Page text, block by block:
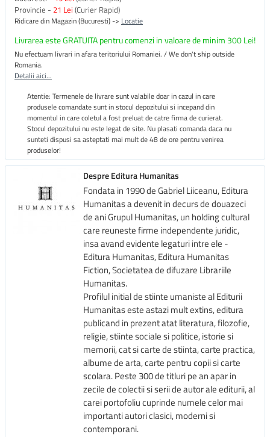
Provincie - 21 Lei (Curier Rapid)
Ridicare din Magazin (Bucuresti) -> Locatie
Livrarea este GRATUITA pentru comenzi in valoare de minim 300 Lei!
Nu efectuam livrari in afara teritoriului Romaniei. / We don't ship outside
Romania.
Detalii aici...
Atentie: Termenele de livrare sunt valabile doar in cazul in care
produsele comandate sunt in stocul depozitului si incepand din
momentul in care coletul a fost preluat de catre firma de curierat.
Stocul depozitului nu este legat de site. Nu plasati comanda daca nu
sunteti dispusi sa asteptati mai mult de 48 de ore pentru venirea
produselor!
Despre Editura Humanitas
Fondata in 1990 de Gabriel Liiceanu, Editura
Humanitas a devenit in decurs de douazeci
de ani Grupul Humanitas, un holding cultural
care reuneste firme independente juridic,
insa avand evidente legaturi intre ele -
Editura Humanitas, Editura Humanitas
Fiction, Societatea de difuzare Librariile
Humanitas.
Profilul initial de stiinte umaniste al Editurii
Humanitas este astazi mult extins, editura
publicand in prezent atat literatura, filozofie,
religie, stiinte sociale si politice, istorie si
memorii, cat si carte de stiinta, carte practica,
albume de arta, carte pentru copii si carte
scolara. Peste 300 de titluri pe an apar in
zecile de colectii si serii de autor ale editurii, al
carei portofoliu cuprinde numele celor mai
importanti autori clasici, moderni si
contemporani.